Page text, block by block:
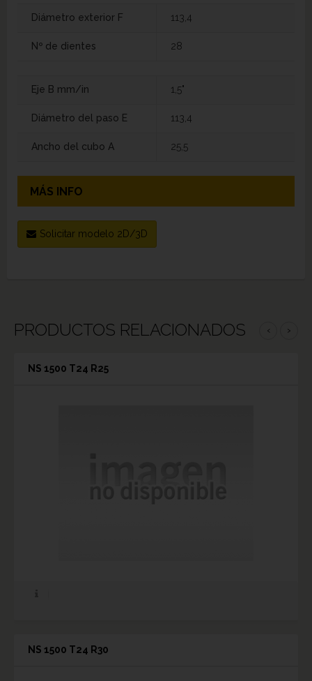
Diámetro exterior F 113,4
Nº de dientes 28
Eje B mm/in 1,5"
Diámetro del paso E 113,4
Ancho del cubo A 25,5
MÁS INFO
Solicitar modelo 2D/3D
PRODUCTOS RELACIONADOS ‹ ›
NS 1500 T24 R25
NS 1500 T24 R30